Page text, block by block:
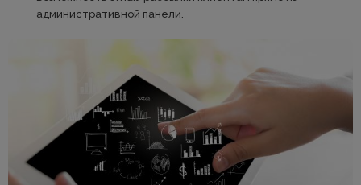
административной панели.